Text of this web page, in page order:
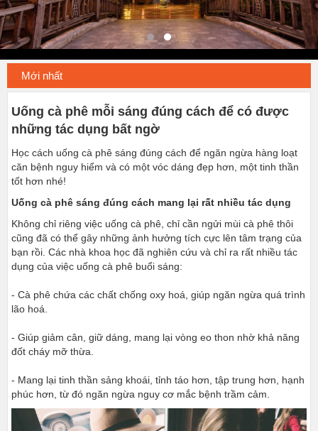
Mới nhất
Uống cà phê mỗi sáng đúng cách để có được
những tác dụng bất ngờ
Học cách uống cà phê sáng đúng cách để ngăn ngừa hàng loạt
căn bệnh nguy hiểm và có một vóc dáng đẹp hơn, một tinh thần
tốt hơn nhé!
Uống cà phê sáng đúng cách mang lại rất nhiều tác dụng
Không chỉ riêng việc uống cà phê, chỉ cần ngửi mùi cà phê thôi
cũng đã có thể gây những ảnh hưởng tích cực lên tâm trạng của
bạn rồi. Các nhà khoa học đã nghiên cứu và chỉ ra rất nhiều tác
dụng của việc uống cà phê buổi sáng:
- Cà phê chứa các chất chống oxy hoá, giúp ngăn ngừa quá trình
lão hoá.
- Giúp giảm cân, giữ dáng, mang lại vòng eo thon nhờ khả năng
đốt cháy mỡ thừa.
- Mang lại tinh thần sảng khoái, tỉnh táo hơn, tập trung hơn, hạnh
phúc hơn, từ đó ngăn ngừa nguy cơ mắc bệnh trầm cảm.